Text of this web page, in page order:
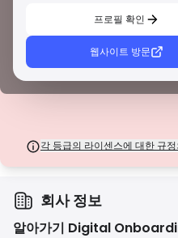
프로필 확인
웹사이트 방문
잠재적인 위험
각 등급의 라이센스에 대한 규
신흥 시장의 규제 기관에서 발급한
과 같은 기본적인 보호 기능을 제공
의
감독이 최소화된 관할권에서 발행된
회사 정보
알아가기 Digital